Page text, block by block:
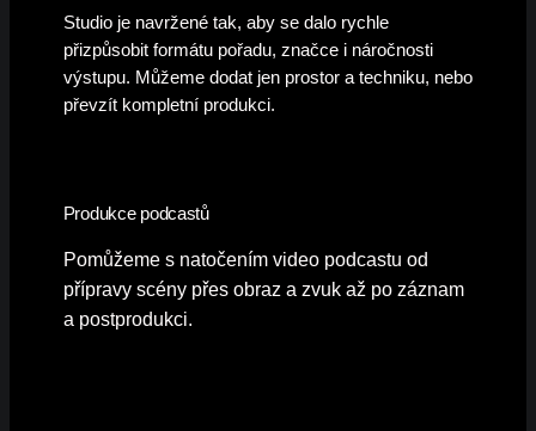
Studio je navržené tak, aby se dalo rychle
přizpůsobit formátu pořadu, značce i náročnosti
výstupu. Můžeme dodat jen prostor a techniku, nebo
převzít kompletní produkci.
Produkce podcastů
Pomůžeme s natočením video podcastu od
přípravy scény přes obraz a zvuk až po záznam
a postprodukci.